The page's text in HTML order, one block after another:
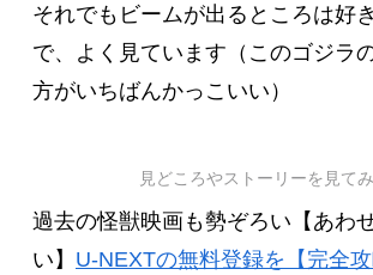
それでもビームが出るところは好
で、よく見ています（このゴジラ
方がいちばんかっこいい）
見どころやストーリーを見て
過去の怪獣映画も勢ぞろい【あわ
い】 U-NEXTの無料登録を【完全